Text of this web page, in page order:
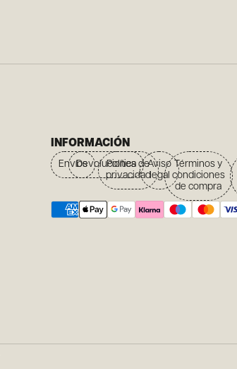
INFORMACIÓN
EnvíosDevoluciones
Política de
privacidad
Aviso
legal
Términos y
condiciones
de compra